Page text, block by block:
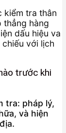
kiểm tra thân
thẳng hàng
dấu hiệu va
với lịch
trước khi
tra: pháp lý,
và hiện